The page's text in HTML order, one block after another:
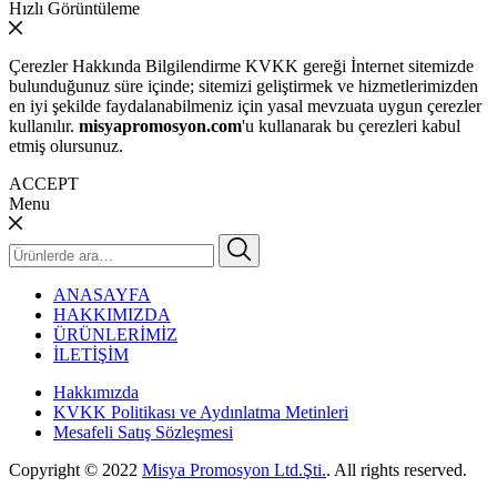
Hızlı Görüntüleme
Çerezler Hakkında Bilgilendirme KVKK gereği İnternet sitemizde
bulunduğunuz süre içinde; sitemizi geliştirmek ve hizmetlerimizden
en iyi şekilde faydalanabilmeniz için yasal mevzuata uygun çerezler
kullanılır. misyapromosyon.com'u kullanarak bu çerezleri kabul
etmiş olursunuz.
ACCEPT
Menu
Ara:
ANASAYFA
HAKKIMIZDA
ÜRÜNLERİMİZ
İLETİŞİM
Hakkımızda
KVKK Politikası ve Aydınlatma Metinleri
Mesafeli Satış Sözleşmesi
Copyright © 2022 Misya Promosyon Ltd.Şti.. All rights reserved.